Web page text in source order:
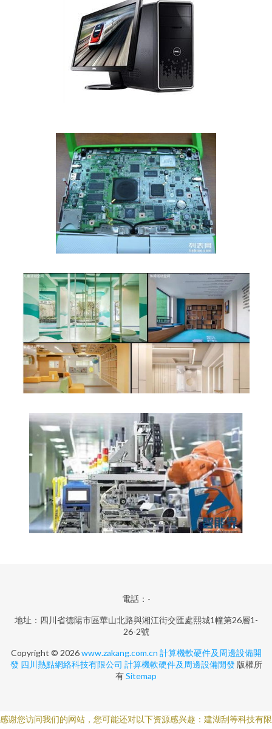
電話：-
地址：四川省德陽市區華山北路與湘江街交匯處熙城1幢第26層1-
26-2號
Copyright © 2026www.zakang.com.cn 計算機軟硬件及周邊設備開
發 四川熱點網絡科技有限公司 計算機軟硬件及周邊設備開發 版權所
有Sitemap
感谢您访问我们的网站，您可能还对以下资源感兴趣：建湖刮等科技有限